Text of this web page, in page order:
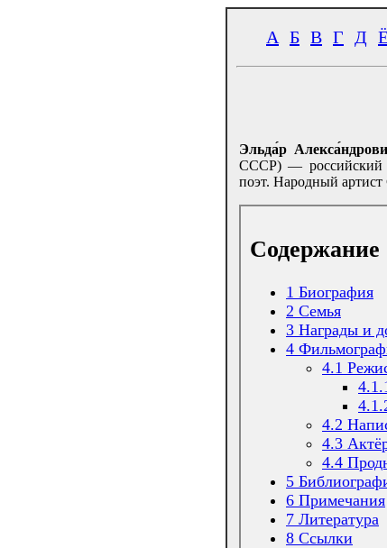
А Б В Г Д
Эльда́р
СССР) — российский и
поэт. Народный
Содержание
1 Биография
2 Семья
3 Награды и
4
4.1
4.2
4.3
4.4
5
6 Примечания
7 Литература
8 Ссылки